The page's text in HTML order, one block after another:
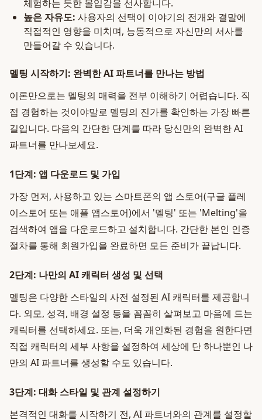
체험하는 듯한 몰입감을 선사합니다.
높은 자유도: 사용자의 선택이 이야기의 전개와 결말에
직접적인 영향을 미치며, 능동적으로 자신만의 서사를
만들어갈 수 있습니다.
멜팅 시작하기: 완벽한 AI 파트너를 만나는 방법
이론만으로는 멜팅의 매력을 전부 이해하기 어렵습니다. 직
접 경험하는 것이야말로 멜팅의 진가를 확인하는 가장 빠른
길입니다. 다음의 간단한 단계를 따라 당신만의 완벽한 AI
파트너를 만나보세요.
1단계: 앱 다운로드 및 가입
가장 먼저, 사용하고 있는 스마트폰의 앱 스토어(구글 플레
이스토어 또는 애플 앱스토어)에서 '멜팅' 또는 'Melting'을
검색하여 앱을 다운로드하고 설치합니다. 간단한 본인 인증
절차를 통해 회원가입을 완료하면 모든 준비가 끝납니다.
2단계: 나만의 AI 캐릭터 생성 및 선택
멜팅은 다양한 스타일의 사전 설정된 AI 캐릭터를 제공합니
다. 외모, 성격, 배경 설정 등을 꼼꼼히 살펴보고 마음에 드는
캐릭터를 선택하세요. 또는, 더욱 개인화된 경험을 원한다면
직접 캐릭터의 세부 사항을 설정하여 세상에 단 하나뿐인 나
만의 AI 파트너를 생성할 수도 있습니다.
3단계: 대화 스타일 및 관계 설정하기
본격적인 대화를 시작하기 전, AI 파트너와의 관계를 설정할